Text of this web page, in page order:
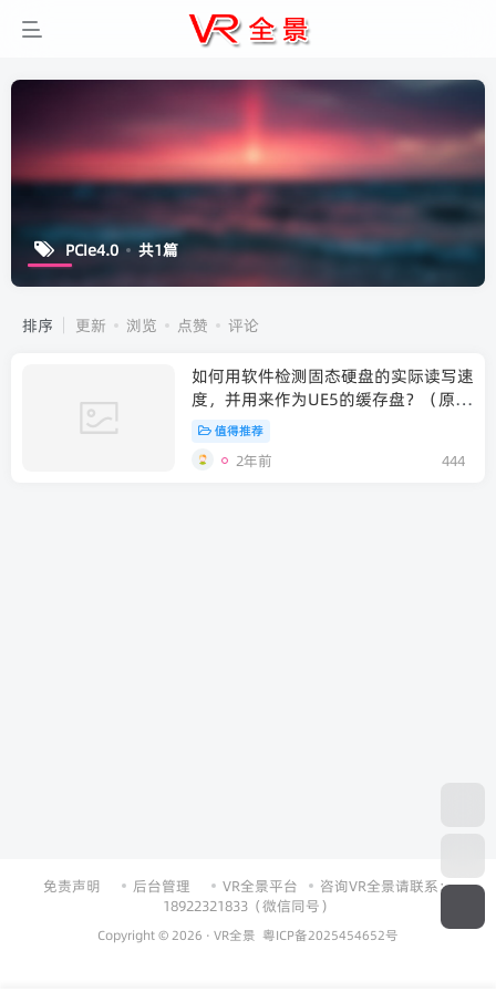
PCIe4.0 共1篇
排序 更新 浏览 点赞 评论
如何用软件检测固态硬盘的实际读写速
度，并用来作为UE5的缓存盘？（原
创）值得推荐
2年前 444
免责声明 后台管理 VR全景平台
咨询VR全景请联系：
18922321833（微信同号）
Copyright © 2026 · VR全景 粤ICP备2025454652号